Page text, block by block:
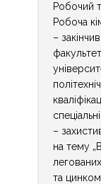
Робочий
Робоча
–
–
на тему
та